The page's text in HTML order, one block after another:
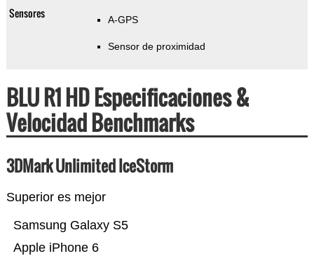
Sensores A-GPS
Sensor de proximidad
BLU R1 HD Especificaciones &
Velocidad Benchmarks
3DMark Unlimited IceStorm
Superior es mejor
Apple iPhone 6
Samsung Galaxy S5